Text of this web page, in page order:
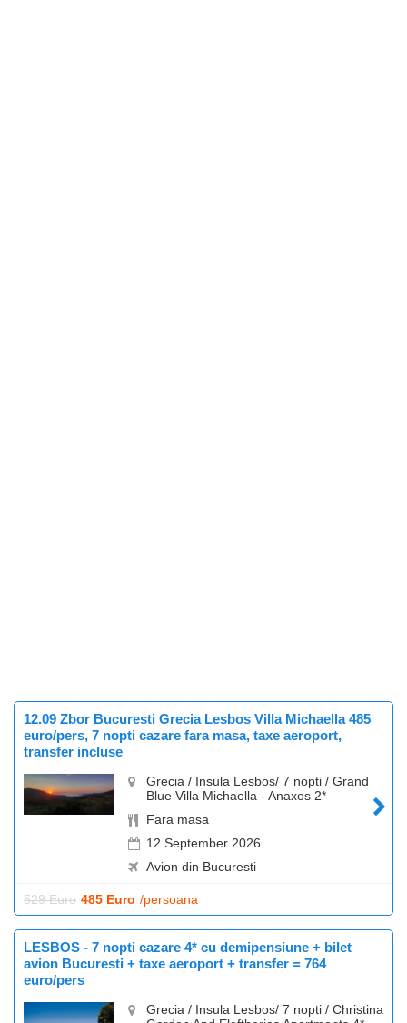
12.09 Zbor Bucuresti Grecia Lesbos Villa Michaella 485
euro/pers, 7 nopti cazare fara masa, taxe aeroport,
transfer incluse
Grecia / Insula Lesbos/ 7 nopti / Grand
Blue Villa Michaella - Anaxos 2*
Fara masa
12 September 2026
Avion din Bucuresti
529 Euro 485 Euro /persoana
LESBOS - 7 nopti cazare 4* cu demipensiune + bilet
avion Bucuresti + taxe aeroport + transfer = 764
euro/pers
Grecia / Insula Lesbos/ 7 nopti / Christina